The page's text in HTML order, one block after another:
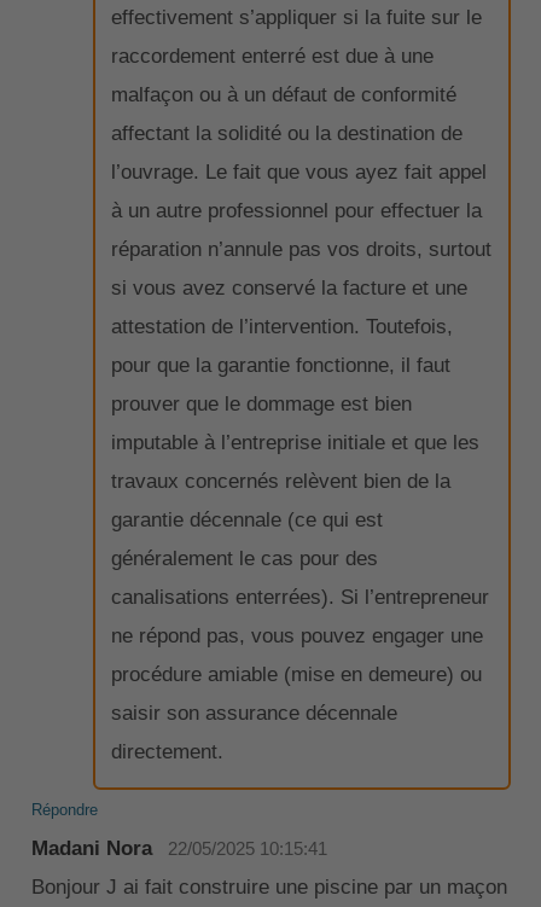
effectivement s’appliquer si la fuite sur le
raccordement enterré est due à une
malfaçon ou à un défaut de conformité
affectant la solidité ou la destination de
l’ouvrage. Le fait que vous ayez fait appel
à un autre professionnel pour effectuer la
réparation n’annule pas vos droits, surtout
si vous avez conservé la facture et une
attestation de l’intervention. Toutefois,
pour que la garantie fonctionne, il faut
prouver que le dommage est bien
imputable à l’entreprise initiale et que les
travaux concernés relèvent bien de la
garantie décennale (ce qui est
généralement le cas pour des
canalisations enterrées). Si l’entrepreneur
ne répond pas, vous pouvez engager une
procédure amiable (mise en demeure) ou
saisir son assurance décennale
directement.
Répondre
Madani Nora 22/05/2025 10:15:41
Bonjour J ai fait construire une piscine par un maçon